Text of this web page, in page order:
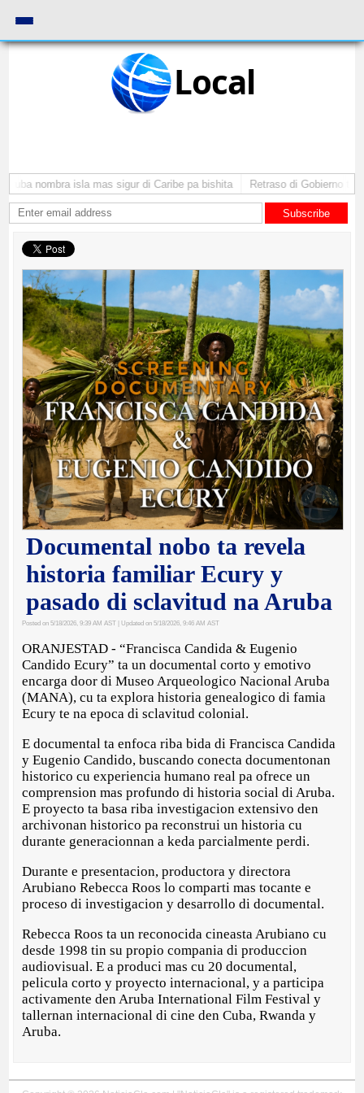
Local
nombra isla mas sigur di Caribe pa bishita Retraso di Gobierno ta
Subscribe
Documental nobo ta revela
historia familiar Ecury y
pasado di sclavitud na Aruba
Posted on 5/18/2026, 9:39 AM AST | Updated on 5/18/2026, 9:46 AM AST
ORANJESTAD - “Francisca Candida & Eugenio
Candido Ecury” ta un documental corto y emotivo
encarga door di Museo Arqueologico Nacional Aruba
(MANA), cu ta explora historia genealogico di famia
Ecury te na epoca di sclavitud colonial.
E documental ta enfoca riba bida di Francisca Candida
y Eugenio Candido, buscando conecta documentonan
historico cu experiencia humano real pa ofrece un
comprension mas profundo di historia social di Aruba.
E proyecto ta basa riba investigacion extensivo den
archivonan historico pa reconstrui un historia cu
durante generacionnan a keda parcialmente perdi.
Durante e presentacion, productora y directora
Arubiano Rebecca Roos lo comparti mas tocante e
proceso di investigacion y desarrollo di documental.
Rebecca Roos ta un reconocida cineasta Arubiano cu
desde 1998 tin su propio compania di produccion
audiovisual. E a produci mas cu 20 documental,
pelicula corto y proyecto internacional, y a participa
activamente den Aruba International Film Festival y
tallernan internacional di cine den Cuba, Rwanda y
Aruba.